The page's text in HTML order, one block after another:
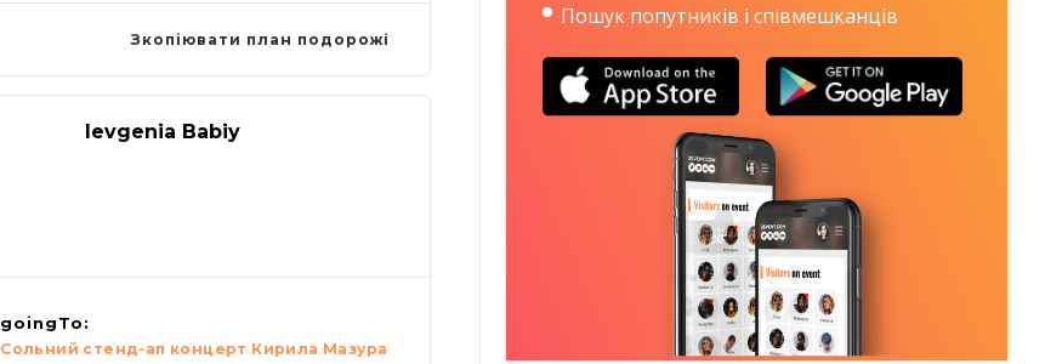
Пошук попутників і співмешканців
Зкопіювати план подорожі
Ievgenia Babiy
goingTo:
Сольний стенд-ап концерт Кирила Мазура